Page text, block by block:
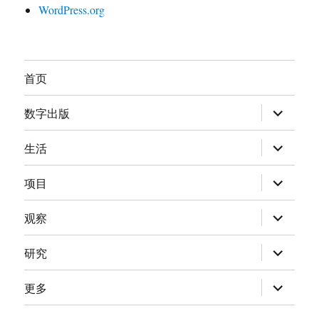
WordPress.org
首页
数字出版 展
开
子
菜
单
生活 展
开
子
菜
单
项目 展
开
子
菜
单
观察 展
开
子
菜
单
研究 展
开
子
菜
单
更多 展
开
子